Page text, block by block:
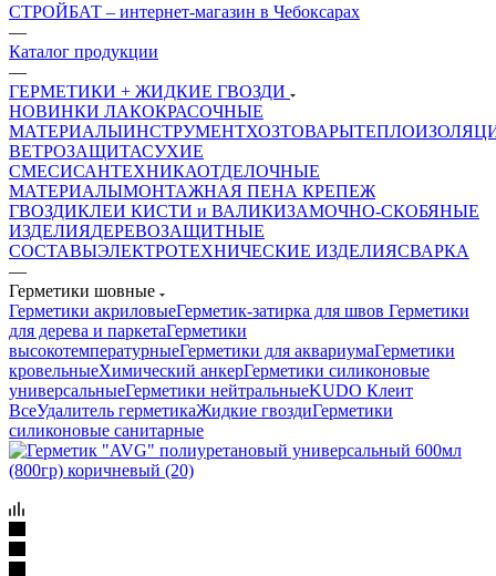
СТРОЙБАТ – интернет-магазин в Чебоксарах
—
Каталог продукции
—
ГЕРМЕТИКИ + ЖИДКИЕ ГВОЗДИ
НОВИНКИ ЛАКОКРАСОЧНЫЕ
МАТЕРИАЛЫИНСТРУМЕНТХОЗТОВАРЫ
ВЕТРОЗАЩИТАСУХИЕ
СМЕСИСАНТЕХНИКАОТДЕЛОЧНЫЕ
МАТЕРИАЛЫМОНТАЖНАЯ ПЕНА КРЕПЕЖ
ГВОЗДИКЛЕИ КИСТИ и ВАЛИКИЗАМОЧНО-СКОБЯНЫЕ
ИЗДЕЛИЯДЕРЕВОЗАЩИТНЫЕ
СОСТАВЫЭЛЕКТРОТЕХНИЧЕСКИЕ ИЗДЕЛИЯСВАРКА
—
Герметики шовные
Герметики акриловыеГерметик-затирка для швов Герметики
для дерева и паркетаГерметики
высокотемпературныеГерметики для аквариумаГерметики
кровельныеХимический анкерГерметики силиконовые
универсальныеГерметики нейтральныеKUDO Клеит
ВсеУдалитель герметикаЖидкие гвоздиГерметики
силиконовые санитарные